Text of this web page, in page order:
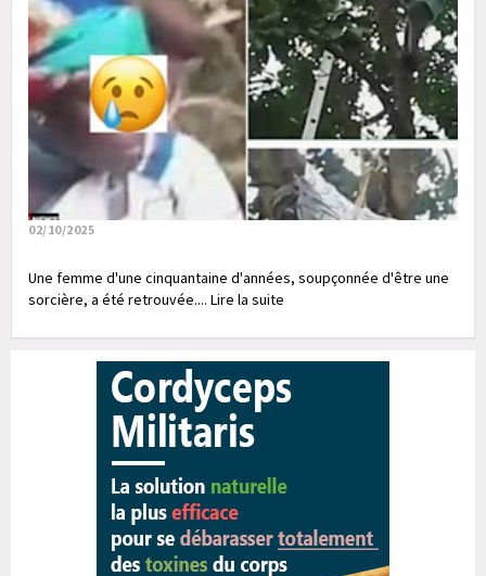
02/10/2025
Une femme d'une cinquantaine d'années, soupçonnée d'être une
sorcière, a été retrouvée.... Lire la suite